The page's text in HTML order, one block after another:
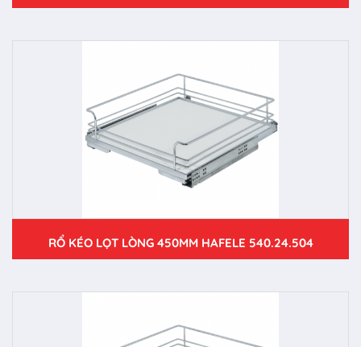
RỔ KÉO LỌT LÒNG 450MM HAFELE 540.24.504